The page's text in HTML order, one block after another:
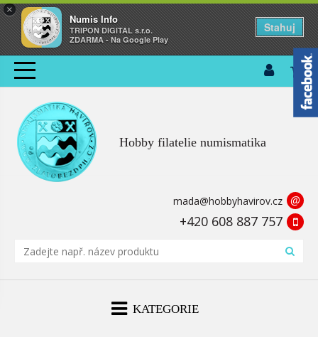
×
Numis Info
TRIPON DIGITAL s.r.o.
ZDARMA - Na Google Play
Stahuj
Hobby filatelie numismatika
mada@hobbyhavirov.cz @
+420 608 887 757
KATEGORIE